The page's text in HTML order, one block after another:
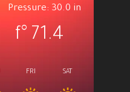
Pressure: 30.0 in
71.4
°f
FRI SAT